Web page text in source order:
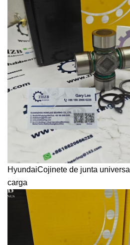
HyundaiCojinete de junta universal
carga